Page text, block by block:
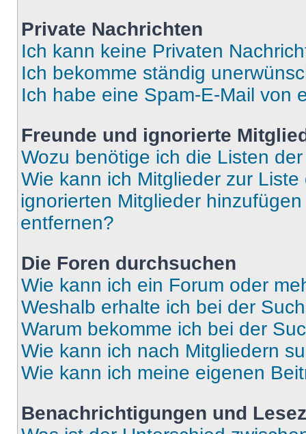
Private Nachrichten
Ich kann keine Privaten
Ich bekomme ständig
Ich habe eine Spam-E-Mail von
Freunde und ignorierte
Wozu benötige ich die Listen
Wie kann ich Mitglieder zur
ignorierten Mitglieder
entfernen?
Die Foren durchsuchen
Wie kann ich ein Forum oder
Weshalb erhalte ich bei der
Warum bekomme ich bei der
Wie kann ich nach Mitgliedern
Wie kann ich meine eigenen
Benachrichtigungen und